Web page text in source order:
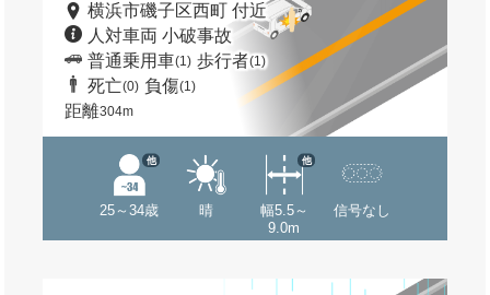
横浜市磯子区西町 付近
人対車両 小破事故
普通乗用車(1) 歩行者(1)
死亡(0) 負傷(1)
距離304m
25～34歳
他
晴
幅5.5～
9.0m
他
信号なし